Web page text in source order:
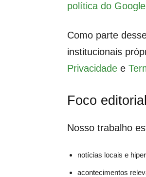
política do
Como parte
institucionais
Privacidade e
Foco
Nosso trabalho
notícias locais e
acontecimentos